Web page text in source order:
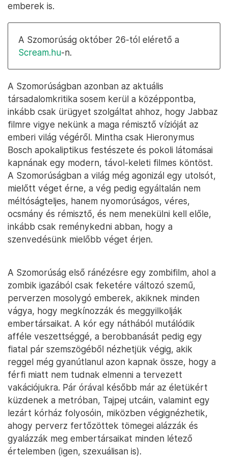
emberek is.
A Szomorúság október 26-tól elérető a
Scream.hu-n.
A Szomorúságban azonban az aktuális
társadalomkritika sosem kerül a középpontba,
inkább csak ürügyet szolgáltat ahhoz, hogy Jabbaz
filmre vigye nekünk a maga rémisztő vízióját az
emberi világ végéről. Mintha csak Hieronymus
Bosch apokaliptikus festészete és pokoli látomásai
kapnának egy modern, távol-keleti filmes köntöst.
A Szomorúságban a világ még agonizál egy utolsót,
mielőtt véget érne, a vég pedig egyáltalán nem
méltóságteljes, hanem nyomorúságos, véres,
ocsmány és rémisztő, és nem menekülni kell előle,
inkább csak reménykedni abban, hogy a
szenvedésünk mielőbb véget érjen.
A Szomorúság első ránézésre egy zombifilm, ahol a
zombik igazából csak feketére változó szemű,
perverzen mosolygó emberek, akiknek minden
vágya, hogy megkínozzák és meggyilkolják
embertársaikat. A kór egy náthából mutálódik
afféle veszettséggé, a berobbanását pedig egy
fiatal pár szemszögéből nézhetjük végig, akik
reggel még gyanútlanul azon kapnak össze, hogy a
férfi miatt nem tudnak elmenni a tervezett
vakációjukra. Pár órával később már az életükért
küzdenek a metróban, Tajpej utcáin, valamint egy
lezárt kórház folyosóin, miközben végignézhetik,
ahogy perverz fertőzöttek tömegei alázzák és
gyalázzák meg embertársaikat minden létező
értelemben (igen, szexuálisan is).